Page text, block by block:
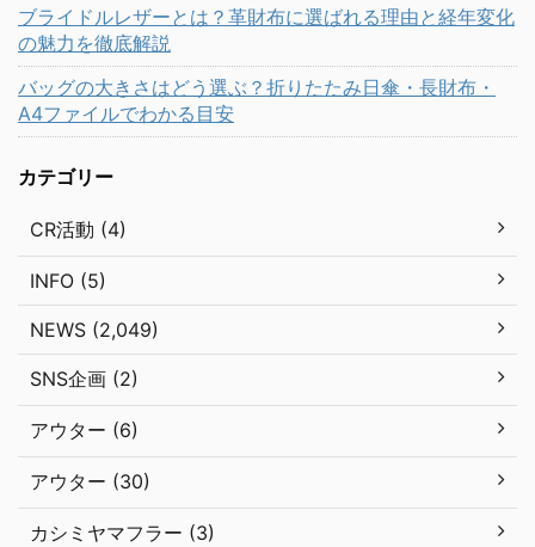
ブライドルレザーとは？革財布に選ばれる理由と経年変化
の魅力を徹底解説
バッグの大きさはどう選ぶ？折りたたみ日傘・長財布・
A4ファイルでわかる目安
カテゴリー
CR活動 (4)
INFO (5)
NEWS (2,049)
SNS企画 (2)
アウター (6)
アウター (30)
カシミヤマフラー (3)